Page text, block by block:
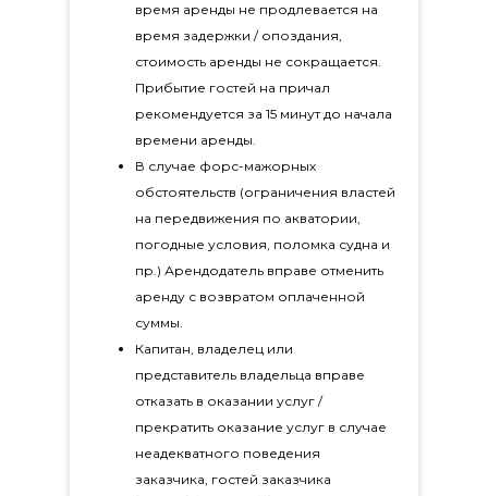
время аренды не продлевается на
время задержки / опоздания,
стоимость аренды не сокращается.
Прибытие гостей на причал
рекомендуется за 15 минут до начала
времени аренды.
В случае форс-мажорных
обстоятельств (ограничения властей
на передвижения по акватории,
погодные условия, поломка судна и
пр.) Арендодатель вправе отменить
аренду с возвратом оплаченной
суммы.
Капитан, владелец или
представитель владельца вправе
отказать в оказании услуг /
прекратить оказание услуг в случае
неадекватного поведения
заказчика, гостей заказчика